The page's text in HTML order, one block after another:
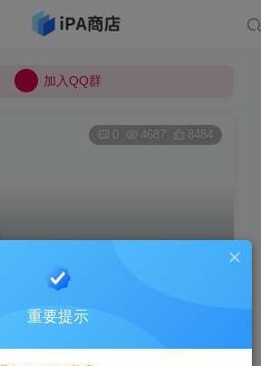
的应用 均已通过 严格的安全检测
加入QQ群
0 4687 8484
重要提示